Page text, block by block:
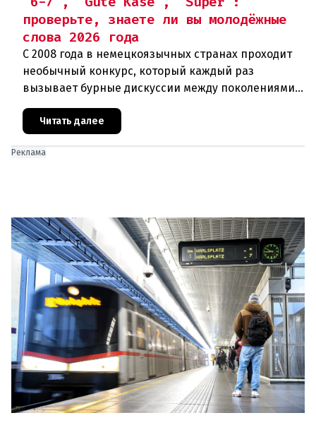
проверьте, знаете ли вы молодёжные
слова 2026 года
С 2008 года в немецкоязычных странах проходит
необычный конкурс, который каждый раз
вызывает бурные дискуссии между поколениями.
Речь о выборе «Молодёжного слова года»
(Jugendwort des Jahres). То, что
Читать далее
Реклама